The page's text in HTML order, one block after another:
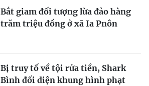
Bắt giam đối tượng lừa đảo hàng
trăm triệu đồng ở xã Ia Pnôn
Bị truy tố về tội rửa tiền, Shark
Bình đối diện khung hình phạt